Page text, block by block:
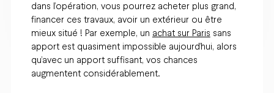
dans l’opération, vous pourrez acheter plus grand,
financer ces travaux, avoir un extérieur ou être
mieux situé ! Par exemple, un achat sur Paris sans
apport est quasiment impossible aujourd’hui, alors
qu’avec un apport suffisant, vos chances
augmentent considérablement.